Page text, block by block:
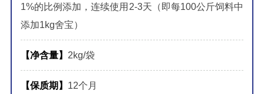
1%的比例添加，连续使用2-3天（即每100公斤饲料中
添加1kg舍宝）
【净含量】 2kg/袋
【保质期】 12个月